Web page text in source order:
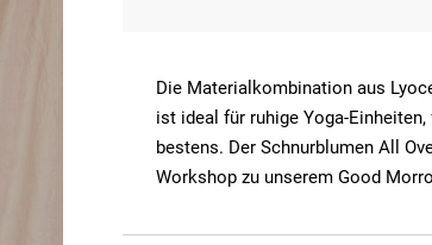
Die Materialkombination aus
ist ideal für ruhige Yoga-
bestens. Der Schnurblumen All
Workshop zu unserem Good